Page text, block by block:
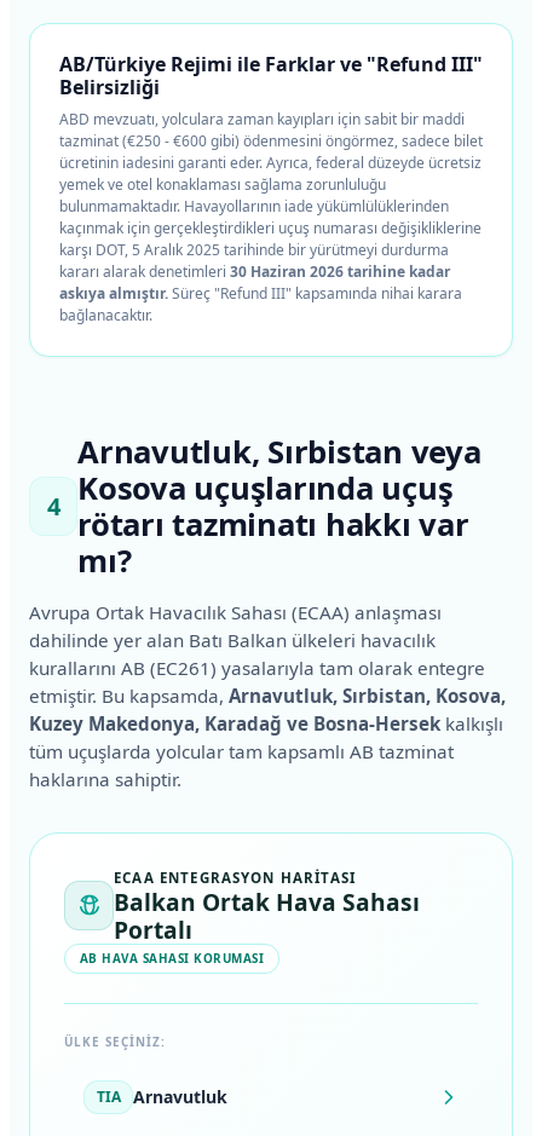
AB/Türkiye Rejimi ile Farklar ve "Refund III"
Belirsizliği
ABD mevzuatı, yolculara zaman kayıpları için sabit bir maddi
tazminat (€250 - €600 gibi) ödenmesini öngörmez, sadece bilet
ücretinin iadesini garanti eder. Ayrıca, federal düzeyde ücretsiz
yemek ve otel konaklaması sağlama zorunluluğu
bulunmamaktadır. Havayollarının iade yükümlülüklerinden
kaçınmak için gerçekleştirdikleri uçuş numarası değişikliklerine
karşı DOT, 5 Aralık 2025 tarihinde bir yürütmeyi durdurma
kararı alarak denetimleri 30 Haziran 2026 tarihine kadar
askıya almıştır.Süreç "Refund III" kapsamında nihai karara
bağlanacaktır.
4
Arnavutluk, Sırbistan veya
Kosova uçuşlarında uçuş
rötarı tazminatı hakkı var
mı?
Avrupa Ortak Havacılık Sahası (ECAA) anlaşması
dahilinde yer alan Batı Balkan ülkeleri havacılık
kurallarını AB (EC261) yasalarıyla tam olarak entegre
etmiştir. Bu kapsamda, Arnavutluk, Sırbistan, Kosova,
Kuzey Makedonya, Karadağ ve Bosna-Hersek kalkışlı
tüm uçuşlarda yolcular tam kapsamlı AB tazminat
haklarına sahiptir.
ECAA ENTEGRASYON HARITASI
Balkan Ortak Hava Sahası
Portalı
AB HAVA SAHASI KORUMASI
ÜLKE SEÇINIZ:
TIA Arnavutluk